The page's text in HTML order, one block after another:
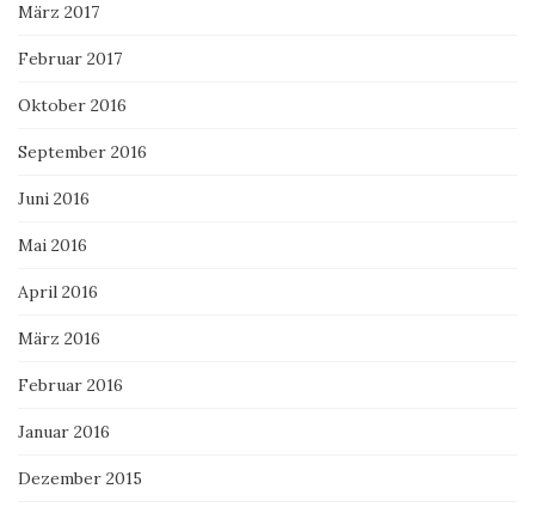
März 2017
Februar 2017
Oktober 2016
September 2016
Juni 2016
Mai 2016
April 2016
März 2016
Februar 2016
Januar 2016
Dezember 2015